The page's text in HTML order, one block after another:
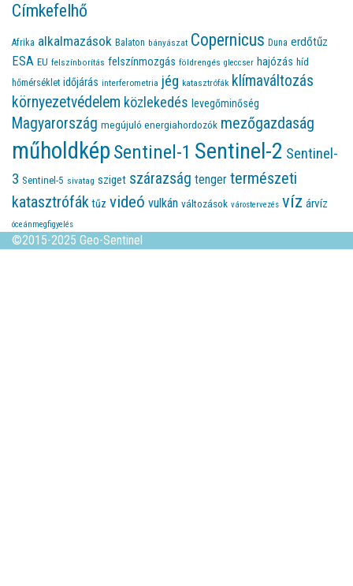
Címkefelhő
Afrika alkalmazások Balaton bányászat Copernicus Duna erdőtűz
ESA EU felszínborítás felszínmozgás földrengés gleccser hajózás híd
hőmérséklet időjárás interferometria jég katasztrófák klímaváltozás
környezetvédelem közlekedés levegőminőség
Magyarország megújuló energiahordozók mezőgazdaság
műholdkép Sentinel-1 Sentinel-2 Sentinel-
3 Sentinel-5 sivatag sziget szárazság tenger természeti
katasztrófák tűz videó vulkán változások várostervezés víz árvíz
óceánmegfigyelés
©2015-2025 Geo-Sentinel